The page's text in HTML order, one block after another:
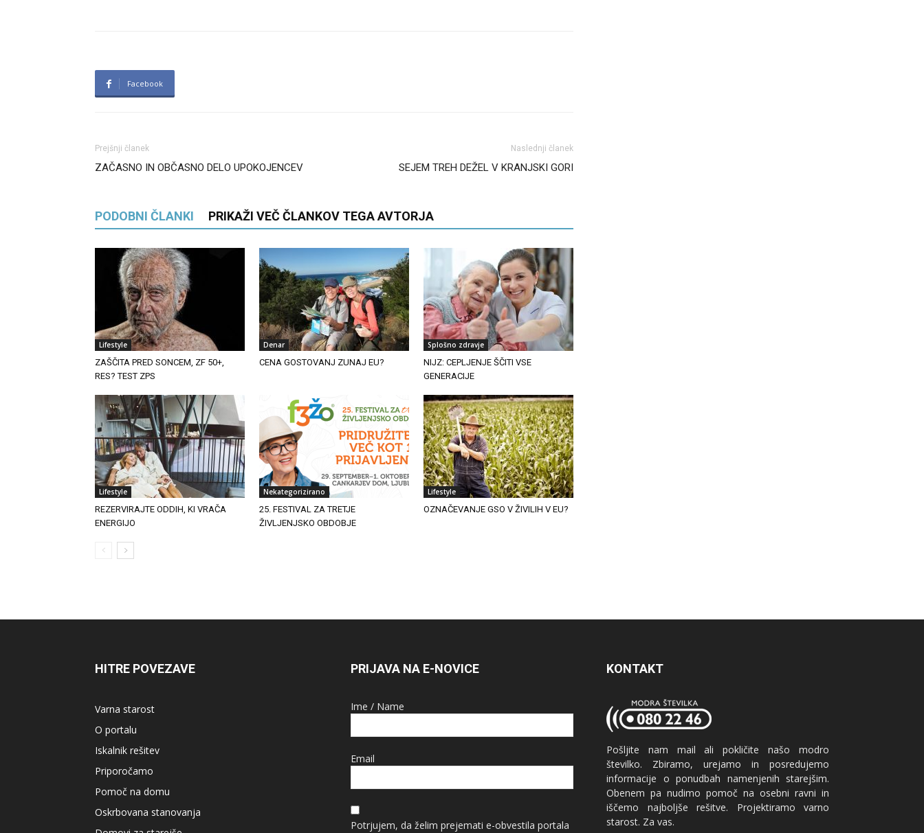
Facebook
Prejšnji članek
ZAČASNO IN OBČASNO DELO UPOKOJENCEV
Naslednji članek
SEJEM TREH DEŽEL V KRANJSKI GORI
PODOBNI ČLANKI PRIKAŽI VEČ ČLANKOV TEGA AVTORJA
Lifestyle
ZAŠČITA PRED SONCEM, ZF 50+,
RES? TEST ZPS
Denar
CENA GOSTOVANJ ZUNAJ EU?
Splošno zdravje
NIJZ: CEPLJENJE ŠČITI VSE
GENERACIJE
Lifestyle
REZERVIRAJTE ODDIH, KI VRAČA
ENERGIJO
Nekategorizirano
25. FESTIVAL ZA TRETJE
ŽIVLJENJSKO OBDOBJE
Lifestyle
OZNAČEVANJE GSO V ŽIVILIH V EU?
HITRE POVEZAVE
Varna starost
O portalu
Iskalnik rešitev
Priporočamo
Pomoč na domu
Oskrbovana stanovanja
PRIJAVA NA E-NOVICE
Ime / Name
Email
Potrjujem, da želim prejemati e-obvestila portala
KONTAKT
Pošljite nam mail ali pokličite našo modro
številko. Zbiramo, urejamo in posredujemo
informacije o ponudbah namenjenih starejšim.
Obenem pa nudimo pomoč na osebni ravni in
iščemo najboljše rešitve. Projektiramo varno
starost. Za vas.